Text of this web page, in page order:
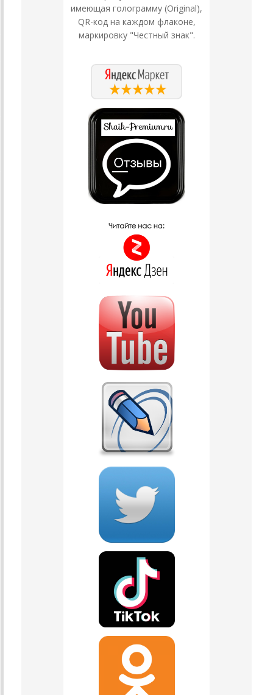
имеющая голограмму (Original),
QR-код на каждом флаконе,
маркировку "Честный знак".